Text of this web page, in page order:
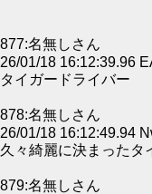
877:名無しさん
26/01/18 16:12:39.96
タイガードライバー
878:名無しさん
26/01/18 16:12:49.94
久々綺麗に決まったタ
879:名無しさん